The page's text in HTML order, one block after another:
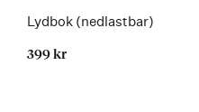
Lydbok (nedlastbar)
399 kr